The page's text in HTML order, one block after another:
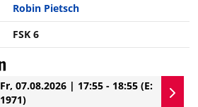
Robin Pietsch
FSK 6
Fr, 07.08.2026 | 17:55 - 18:55 (E:
1971)